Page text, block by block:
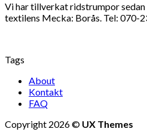
Vi har tillverkat ridstrumpor
textilens Mecka: Borås. Tel: 070-
Tags
About
Kontakt
FAQ
Copyright 2026 © UX Themes